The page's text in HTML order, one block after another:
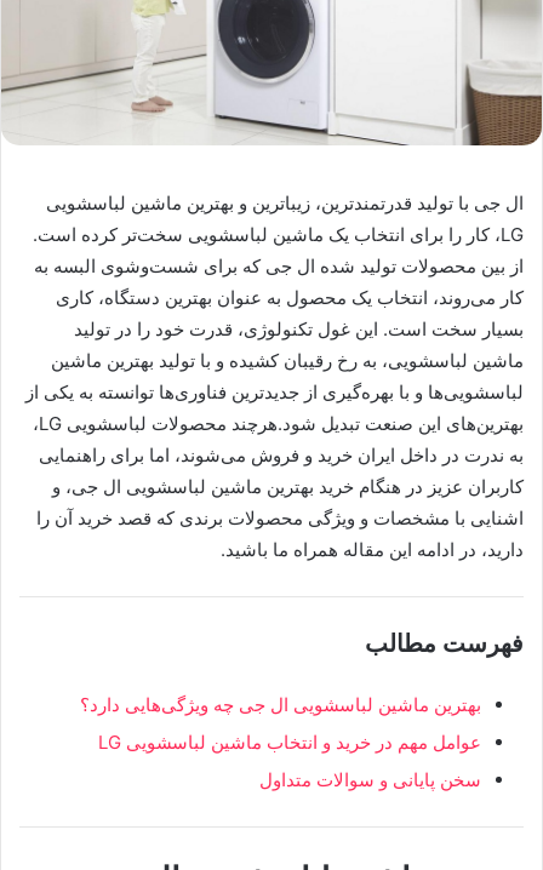
ال جی با تولید قدرتمندترین، زیباترین و بهترین ماشین لباسشویی
LG، کار را برای انتخاب یک ماشین لباسشویی سخت‌تر کرده است.
از بین محصولات تولید شده ال جی که برای شست‌وشوی البسه به
کار می‌روند، انتخاب یک محصول به عنوان بهترین دستگاه، کاری
بسیار سخت است. این غول تکنولوژی، قدرت خود را در تولید
ماشین لباسشویی، به رخ رقیبان کشیده و با تولید بهترین ماشین
لباسشویی‌ها و با بهره‌گیری از جدیدترین فناوری‌ها توانسته به یکی از
بهترین‌های این صنعت تبدیل شود.هرچند محصولات لباسشویی LG،
به ندرت در داخل ایران خرید و فروش می‌شوند، اما برای راهنمایی
کاربران عزیز در هنگام خرید بهترین ماشین لباسشویی ال جی، و
اشنایی با مشخصات و ویژگی محصولات برندی که قصد خرید آن را
دارید، در ادامه این مقاله همراه ما باشید.
فهرست مطالب
بهترین ماشین لباسشویی ال جی چه ویژگی‌هایی دارد؟
عوامل مهم در خرید و انتخاب ماشین لباسشویی LG
سخن پایانی و سوالات متداول